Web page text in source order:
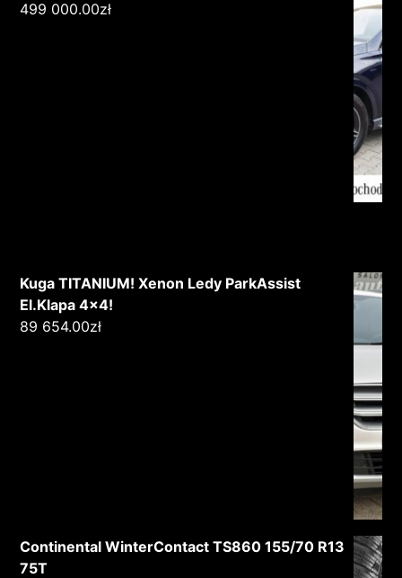
499 000.00zł
Kuga TITANIUM! Xenon Ledy ParkAssist
El.Klapa 4x4!
89 654.00zł
Continental WinterContact TS860 155/70 R13
75T